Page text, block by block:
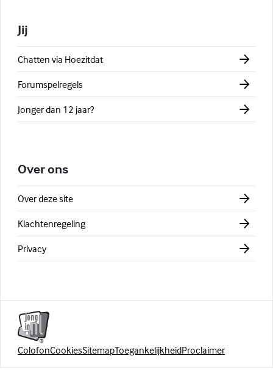
Jij
Chatten via Hoezitdat
Forumspelregels
Jonger dan 12 jaar?
Over ons
Over deze site
Klachtenregeling
Privacy
ColofonCookiesSitemapToegankelijkheidProclaimer